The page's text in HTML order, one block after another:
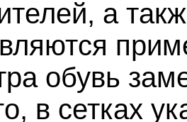
а
обувь
в сетках